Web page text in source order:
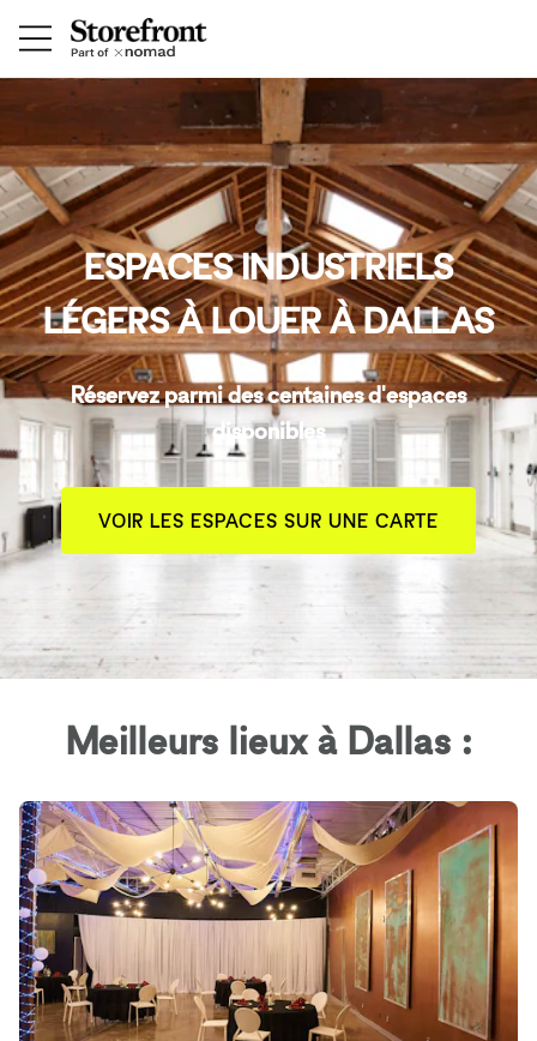
ESPACES INDUSTRIELS
LÉGERS À LOUER À DALLAS
Réservez parmi des centaines d'espaces
disponibles
VOIR LES ESPACES SUR UNE CARTE
Meilleurs lieux à Dallas :